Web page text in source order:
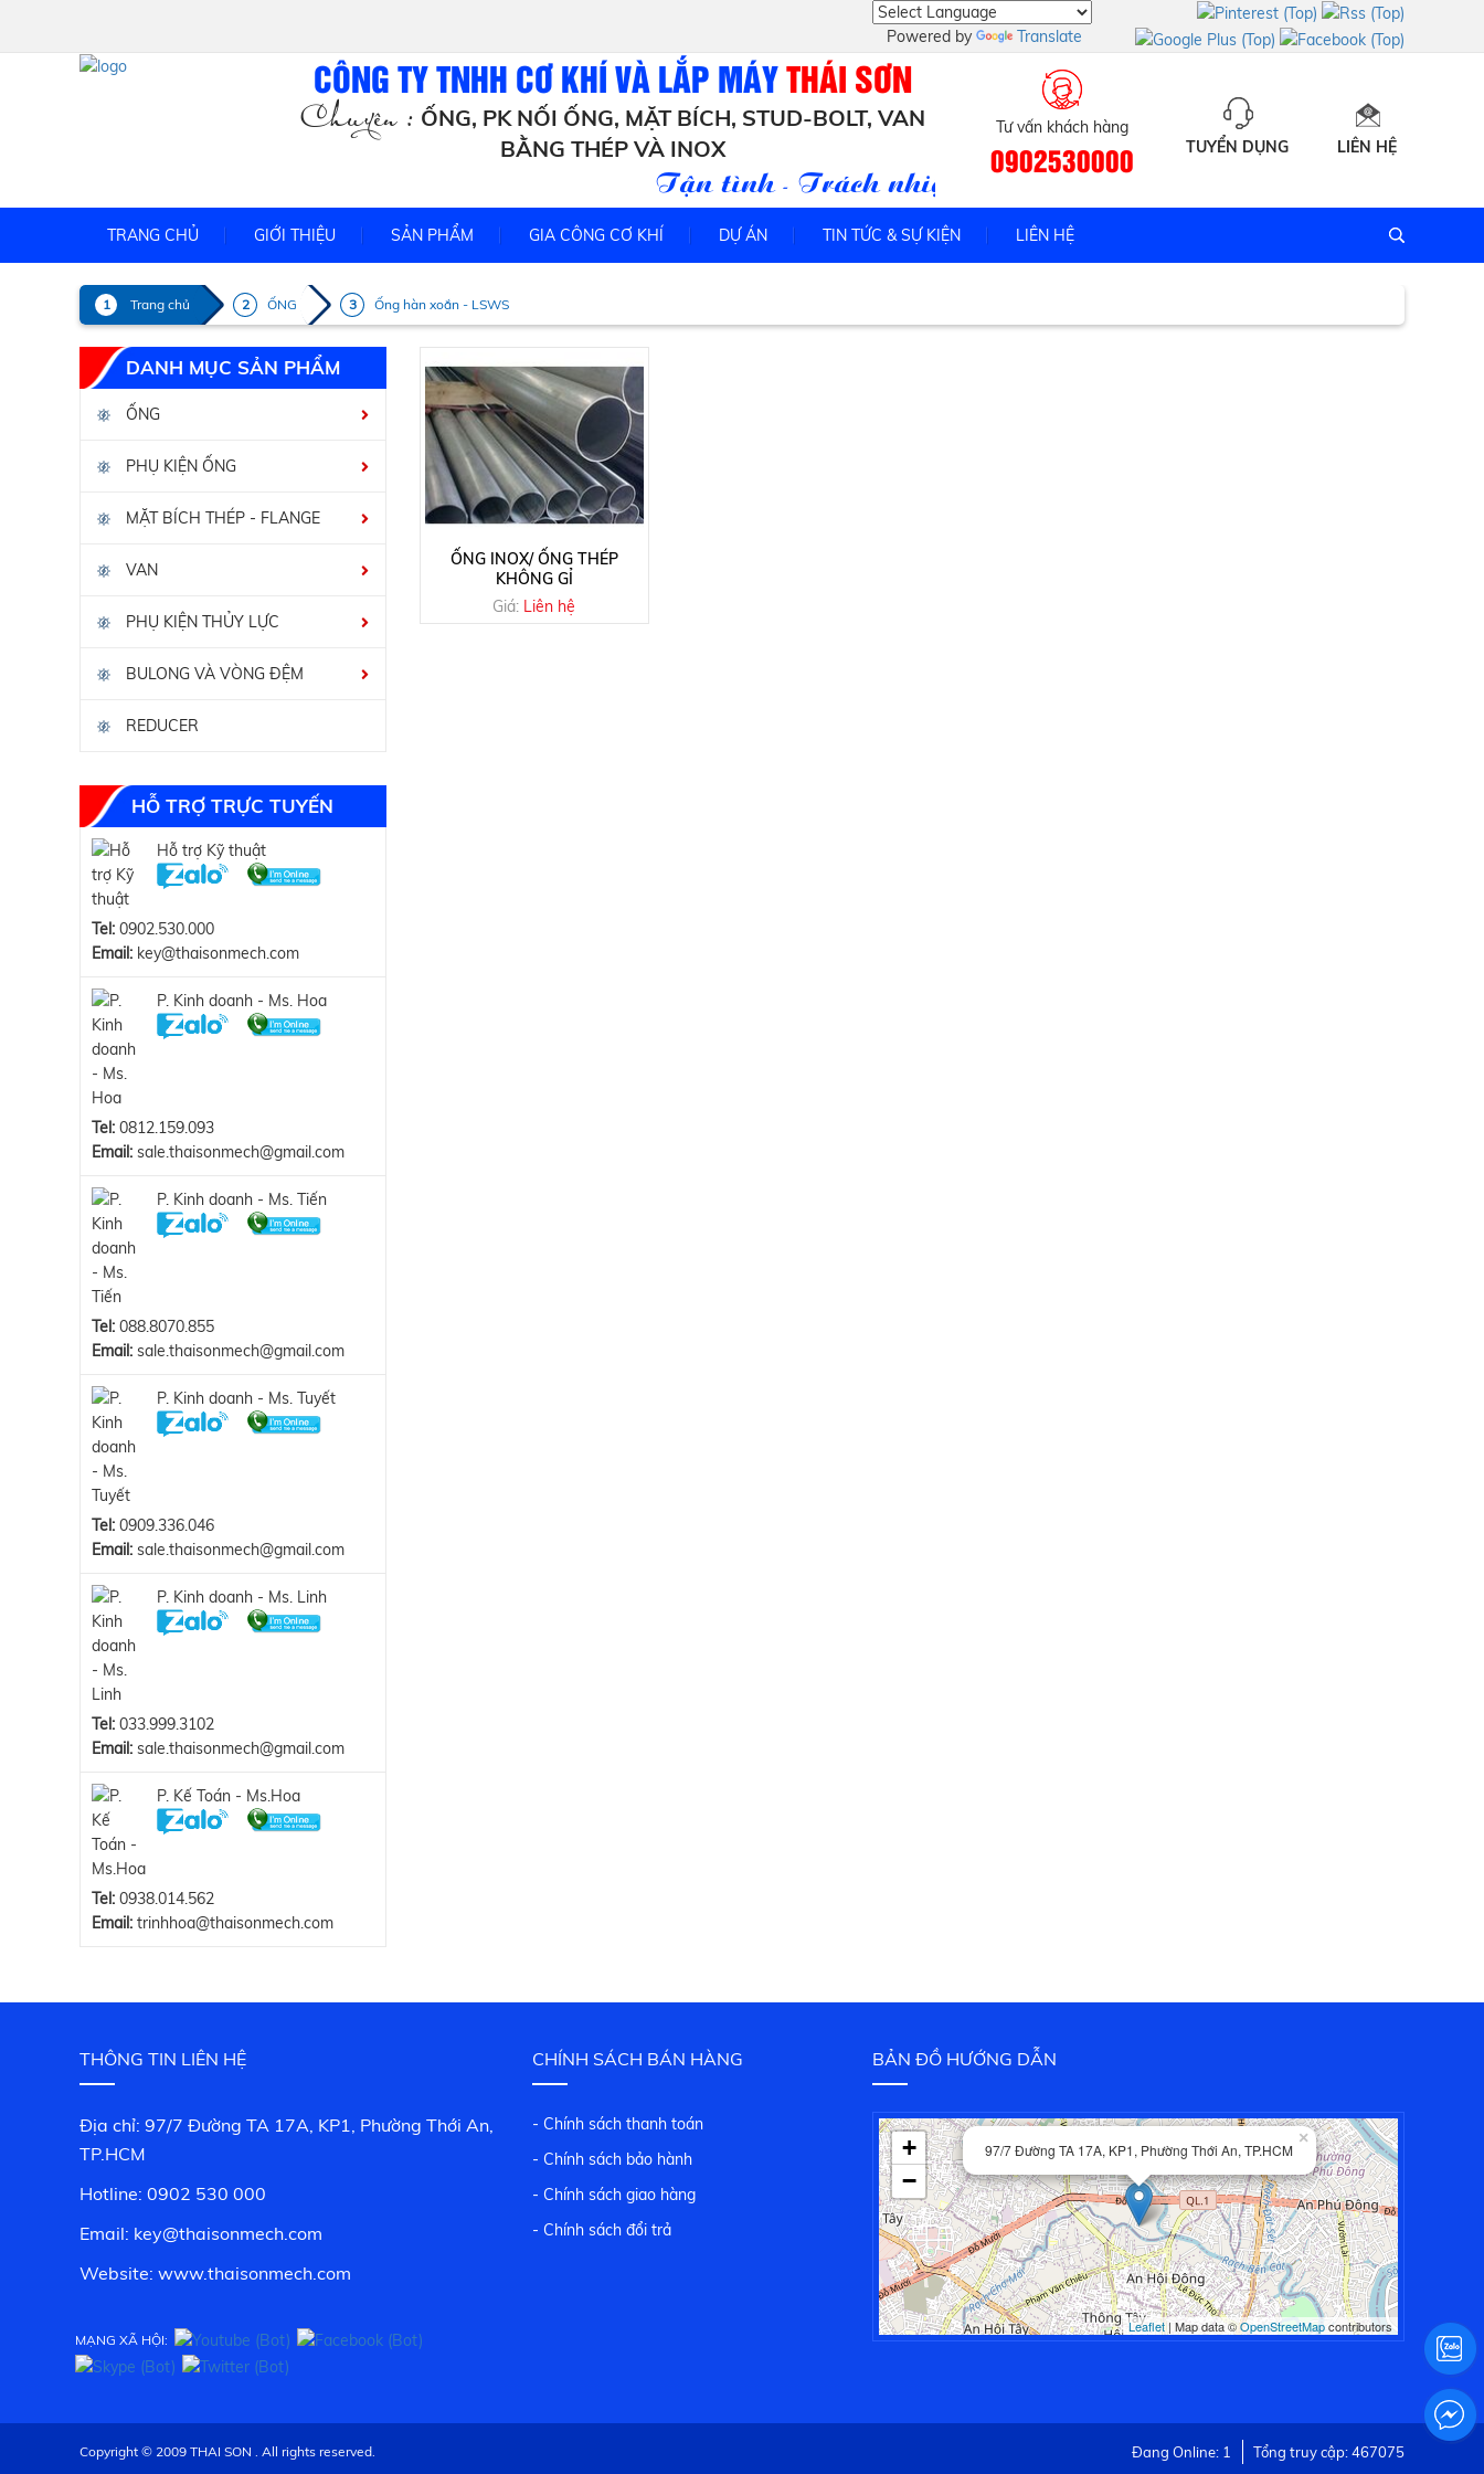
Powered by Translate
CÔNG TY TNHH CƠ KHÍ VÀ LẮP MÁYTHÁI SƠN
Chuyên : ỐNG, PK NỐI ỐNG, MẶT BÍCH, STUD-BOLT, VAN
BẰNG THÉP VÀ INOX
Tận tình - Trách nhiệm - Uy tín
Tư vấn khách hàng
0902530000 TUYỂN DỤNG LIÊN HỆ
TRANG CHỦ GIỚI THIỆU SẢN PHẨM GIA CÔNG CƠ KHÍ DỰ ÁN TIN TỨC & SỰ KIỆN LIÊN HỆ
Trang chủ ỐNG Ống hàn xoắn - LSWS
DANH MỤC SẢN PHẨM
ỐNG
PHỤ KIỆN ỐNG
MẶT BÍCH THÉP - FLANGE
VAN
PHỤ KIỆN THỦY LỰC
BULONG VÀ VÒNG ĐỆM
REDUCER
HỖ TRỢ TRỰC TUYẾN
Hỗ trợ Kỹ thuật
Tel: 0902.530.000
Email: key@thaisonmech.com
P. Kinh doanh - Ms. Hoa
Tel: 0812.159.093
Email: sale.thaisonmech@gmail.com
P. Kinh doanh - Ms. Tiến
Tel: 088.8070.855
Email: sale.thaisonmech@gmail.com
P. Kinh doanh - Ms. Tuyết
Tel: 0909.336.046
Email: sale.thaisonmech@gmail.com
P. Kinh doanh - Ms. Linh
Tel: 033.999.3102
Email: sale.thaisonmech@gmail.com
P. Kế Toán - Ms.Hoa
Tel: 0938.014.562
Email: trinhhoa@thaisonmech.com
ỐNG INOX/ ỐNG THÉP
KHÔNG GỈ
Giá: Liên hệ
THÔNG TIN LIÊN HỆ
Địa chỉ: 97/7 Đường TA 17A, KP1, Phường Thới An,
TP.HCM
Hotline: 0902 530 000
Email: key@thaisonmech.com
Website: www.thaisonmech.com
MẠNG XÃ HỘI:
CHÍNH SÁCH BÁN HÀNG
- Chính sách thanh toán
- Chính sách bảo hành
- Chính sách giao hàng
- Chính sách đổi trả
BẢN ĐỒ HƯỚNG DẪN
97/7 Đường TA 17A, KP1, Phường Thới An, TP.HCM
×
+
−
Leaflet| Map data ©OpenStreetMapcontributors
Copyright © 2009 THAI SON . All rights reserved. Đang Online: 1 Tổng truy cập: 467075